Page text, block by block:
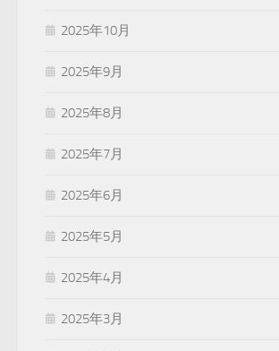
2025年10月
2025年9月
2025年8月
2025年7月
2025年6月
2025年5月
2025年4月
2025年3月